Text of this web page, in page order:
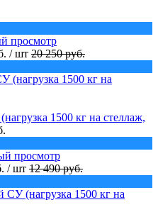
просмотр
/ шт 20 250 руб.
1500 кг на стеллаж,
просмотр
/ шт 12 490 руб.